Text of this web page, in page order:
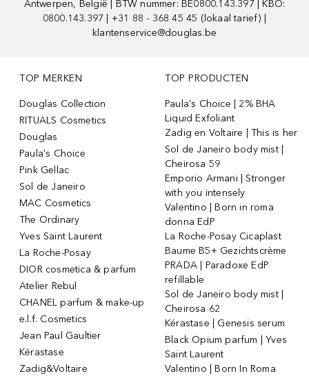
Antwerpen, België | BTW nummer: BE0800.143.397 | KBO:
0800.143.397 | +31 88 - 368 45 45 (lokaal tarief) |
klantenservice@douglas.be
TOP MERKEN
Douglas Collection
RITUALS Cosmetics
Douglas
Paula's Choice
Pink Gellac
Sol de Janeiro
MAC Cosmetics
The Ordinary
Yves Saint Laurent
La Roche-Posay
DIOR cosmetica & parfum
Atelier Rebul
CHANEL parfum & make-up
e.l.f. Cosmetics
Jean Paul Gaultier
Kérastase
Zadig&Voltaire
TOP PRODUCTEN
Paula's Choice | 2% BHA
Liquid Exfoliant
Zadig en Voltaire | This is her
Sol de Janeiro body mist |
Cheirosa 59
Emporio Armani | Stronger
with you intensely
Valentino | Born in roma
donna EdP
La Roche-Posay Cicaplast
Baume B5+ Gezichtscrème
PRADA | Paradoxe EdP
refillable
Sol de Janeiro body mist |
Cheirosa 62
Kérastase | Genesis serum
Black Opium parfum | Yves
Saint Laurent
Valentino | Born In Roma